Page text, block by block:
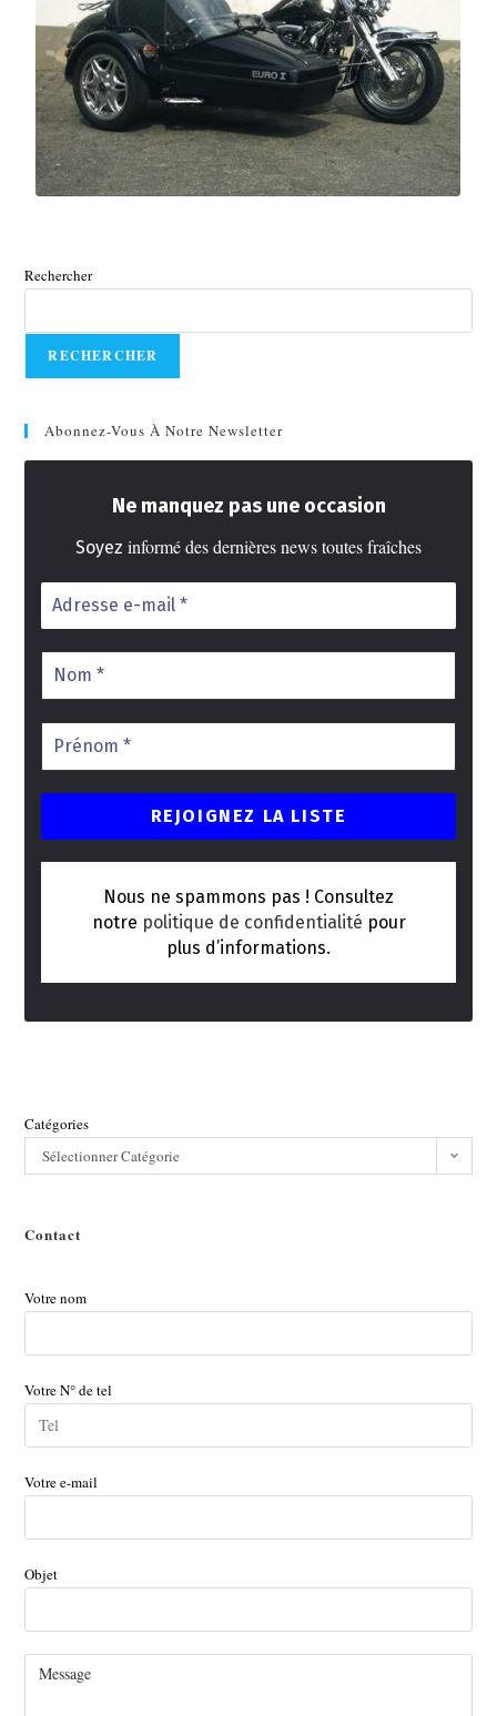
Rechercher
RECHERCHER
Abonnez-Vous À Notre Newsletter
Ne manquez pas une occasion
Soyez informé des dernières news toutes fraîches
Nous ne spammons pas ! Consultez
notre politique de confidentialité pour
plus d’informations.
Catégories
Sélectionner Catégorie
Contact
Votre nom
Votre N° de tel
Votre e-mail
Objet